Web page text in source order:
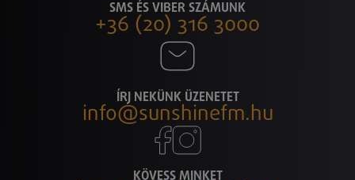
SMS ÉS VIBER SZÁMUNK
+36 (20) 316 3000
ÍRJ NEKÜNK ÜZENETET
info@sunshinefm.hu
KÖVESS MINKET